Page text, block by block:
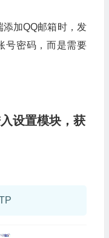
加QQ邮箱时，发
号密码，而是需要
设置模块，获